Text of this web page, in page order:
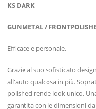
KS DARK
GUNMETAL /
Efficace e personale.
Grazie al suo sofisticato
all'auto qualcosa in più.
polished rende look unico.
garantita con le dimensioni da